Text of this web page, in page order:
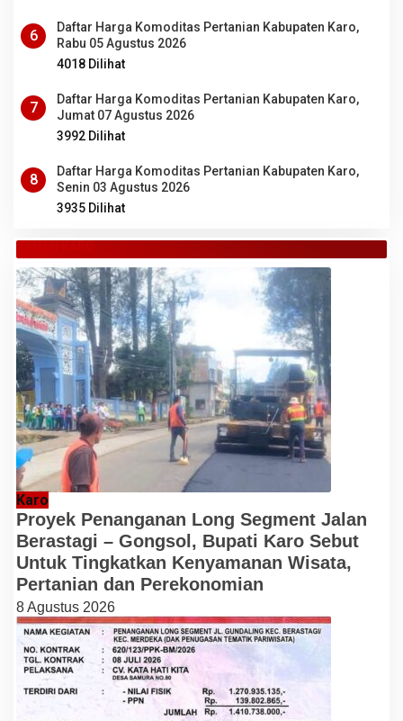
6
Daftar Harga Komoditas Pertanian Kabupaten Karo,
Rabu 05 Agustus 2026
4018 Dilihat
7
Daftar Harga Komoditas Pertanian Kabupaten Karo,
Jumat 07 Agustus 2026
3992 Dilihat
8
Daftar Harga Komoditas Pertanian Kabupaten Karo,
Senin 03 Agustus 2026
3935 Dilihat
TANAH KARO
Karo
Proyek Penanganan Long Segment Jalan
Berastagi – Gongsol, Bupati Karo Sebut
Untuk Tingkatkan Kenyamanan Wisata,
Pertanian dan Perekonomian
8 Agustus 2026